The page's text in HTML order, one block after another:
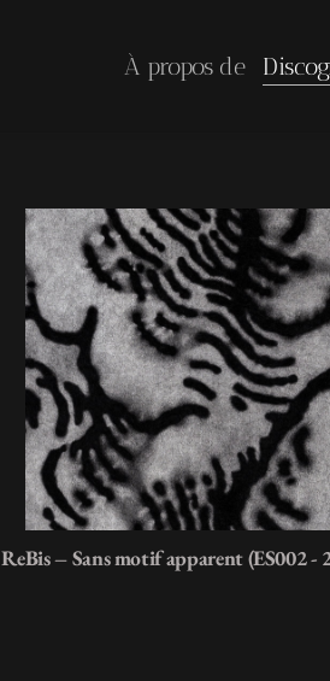
À propos de
ReBis – Sans motif apparent (ES002 -